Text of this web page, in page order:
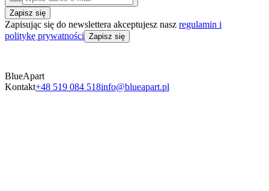
Zapisz się
Zapisując się do newslettera akceptujesz nasz regulamin i
politykę prywatności Zapisz się
BlueApart
Kontakt+48 519 084 518info@blueapart.pl